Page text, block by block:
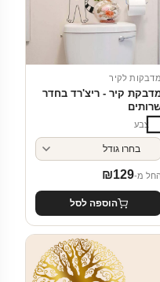
מדבקות לקיר
קיר - ריצ'רד בחדר
צבע
החל מ- ₪129
הוספה לסל